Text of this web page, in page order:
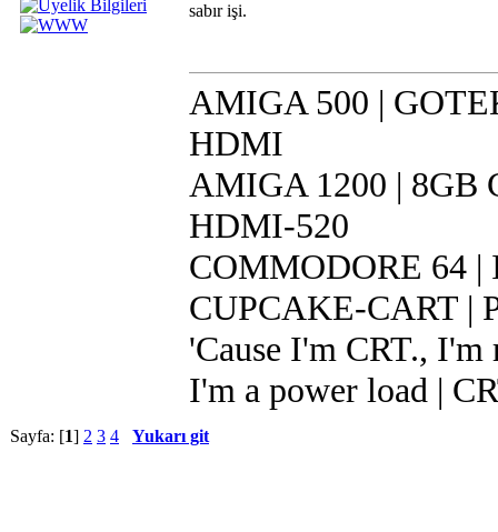
sabır işi.
AMIGA 500 |
HDMI
AMIGA 1200 | 8GB
HDMI-520
COMMODORE 64 |
CUPCAKE-CART |
'Cause I'm CRT.,
I'm a power load |
Sayfa: [1] 2 3 4 Yukarı git